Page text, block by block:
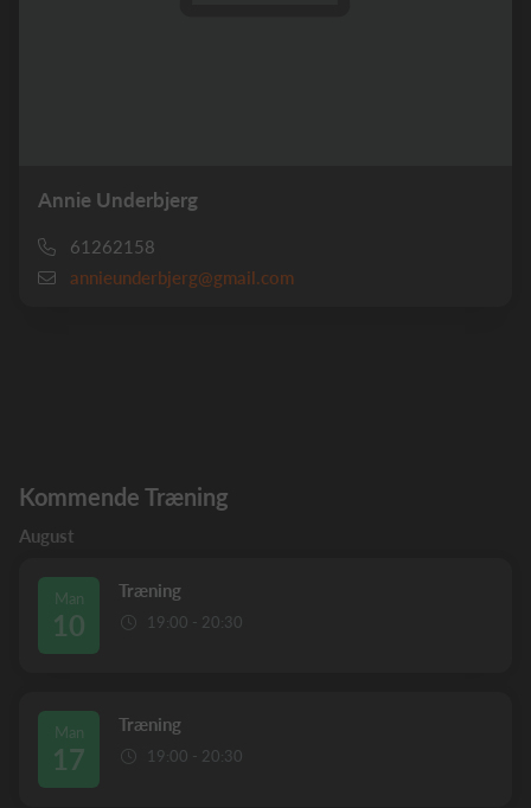
Annie Underbjerg
61262158
annieunderbjerg@gmail.com
Kommende Træning
August
Man
10
Træning
19:00 - 20:30
Man
17
Træning
19:00 - 20:30